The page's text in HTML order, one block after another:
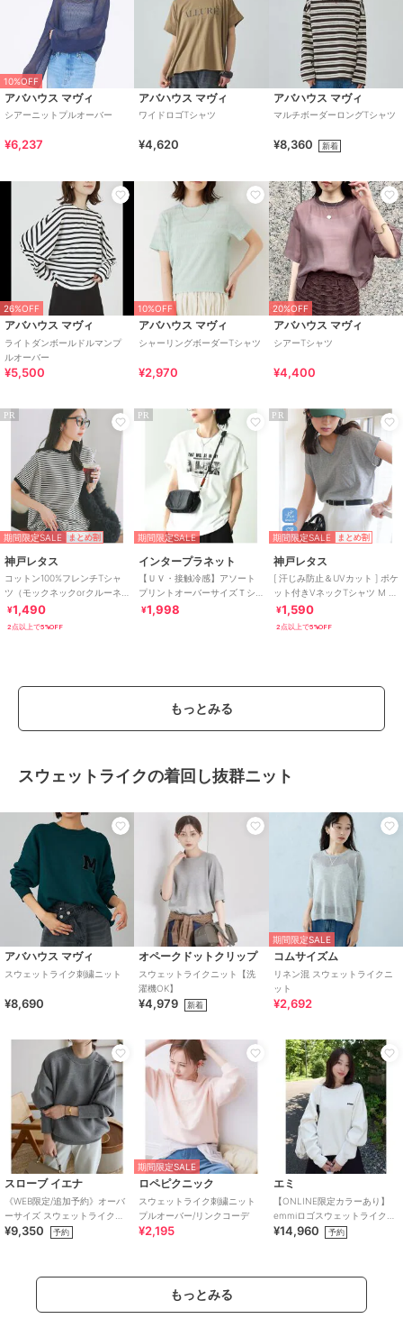
10%OFF
アバハウス マヴィ
シアーニットプルオーバー
¥6,237
アバハウス マヴィ
ワイドロゴTシャツ
¥4,620
アバハウス マヴィ
マルチボーダーロングTシャツ
¥8,360 新着
26%OFF
アバハウス マヴィ
ライトダンボールドルマンプ
ルオーバー
¥5,500
10%OFF
アバハウス マヴィ
シャーリングボーダーTシャツ
¥2,970
20%OFF
アバハウス マヴィ
シアーTシャツ
¥4,400
PR
期間限定SALE まとめ割
神戸レタス
コットン100%フレンチTシャ
ツ（モックネックorクルーネ
ック） [C4819]
¥1,490
2点以上で5%OFF
PR
期間限定SALE
インタープラネット
【ＵＶ・接触冷感】アソート
プリントオーバーサイズＴシ
ャツ
¥1,998
PR
期間限定SALE まとめ割
神戸レタス
[ 汗じみ防止＆UVカット ] ポケ
ット付きVネックTシャツ M L
XL [C7575]
¥1,590
2点以上で5%OFF
もっとみる
スウェットライクの着回し抜群ニット
アバハウス マヴィ
スウェットライク刺繍ニット
¥8,690
オペークドットクリップ
スウェットライクニット【洗
濯機OK】
¥4,979 新着
期間限定SALE
コムサイズム
リネン混 スウェットライクニ
ット
¥2,692
スローブ イエナ
《WEB限定/追加予約》オーバ
ーサイズ スウェットライクニ
ット
¥9,350 予約
期間限定SALE
ロペピクニック
スウェットライク刺繍ニット
プルオーバー/リンクコーデ
¥2,195
エミ
【ONLINE限定カラーあり】
emmiロゴスウェットライクニ
ット
¥14,960 予約
もっとみる